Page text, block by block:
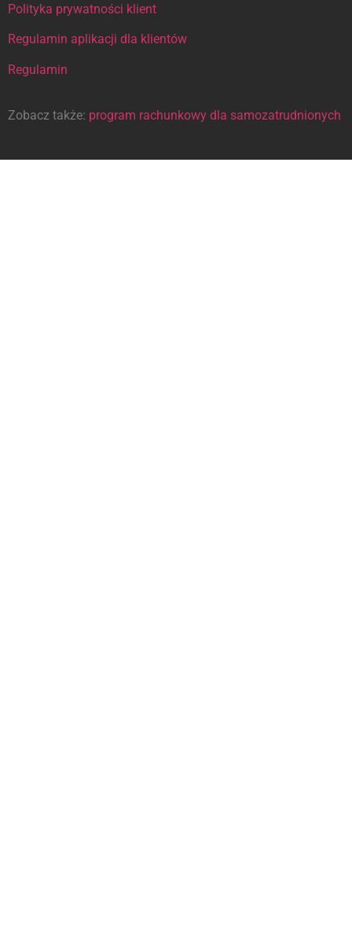
Polityka prywatności klient
Regulamin aplikacji dla klientów
Regulamin
Zobacz także: program rachunkowy dla samozatrudnionych